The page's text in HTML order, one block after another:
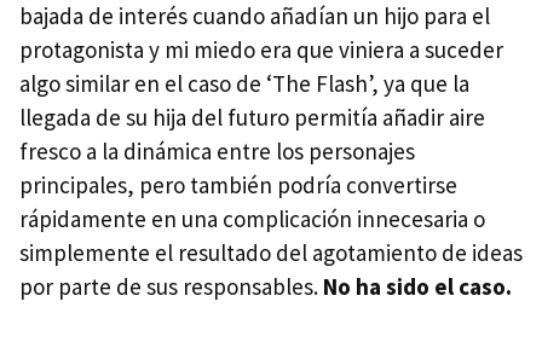
bajada de interés cuando añadían un hijo para el
protagonista y mi miedo era que viniera a suceder
algo similar en el caso de ‘The Flash’, ya que la
llegada de su hija del futuro permitía añadir aire
fresco a la dinámica entre los personajes
principales, pero también podría convertirse
rápidamente en una complicación innecesaria o
simplemente el resultado del agotamiento de ideas
por parte de sus responsables. No ha sido el caso.